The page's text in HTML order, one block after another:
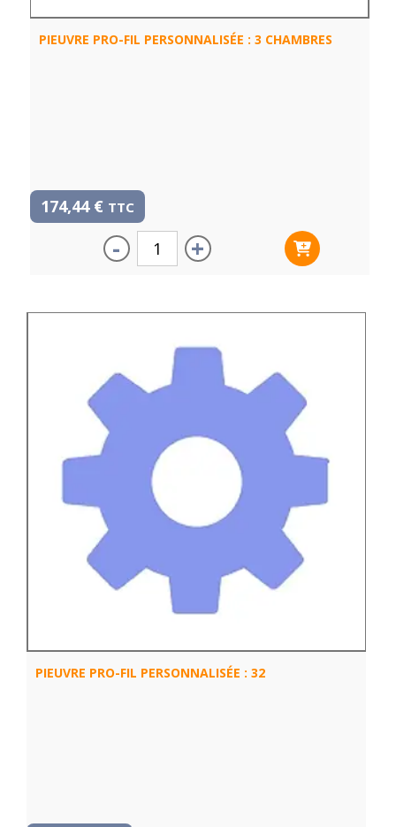
PIEUVRE PRO-FIL PERSONNALISÉE : 3 CHAMBRES
174,44 € TTC
- +
PIEUVRE PRO-FIL PERSONNALISÉE : 32